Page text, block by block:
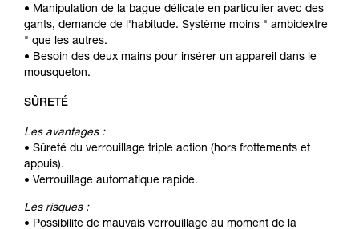
• Manipulation de la bague délicate en particulier avec des
gants, demande de l'habitude. Système moins " ambidextre
" que les autres.
• Besoin des deux mains pour insérer un appareil dans le
mousqueton.
SÛRETÉ
Les avantages :
• Sûreté du verrouillage triple action (hors frottements et
appuis).
• Verrouillage automatique rapide.
Les risques :
• Possibilité de mauvais verrouillage au moment de la